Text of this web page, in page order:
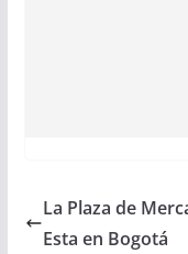
La Plaza de
Esta en Bogotá